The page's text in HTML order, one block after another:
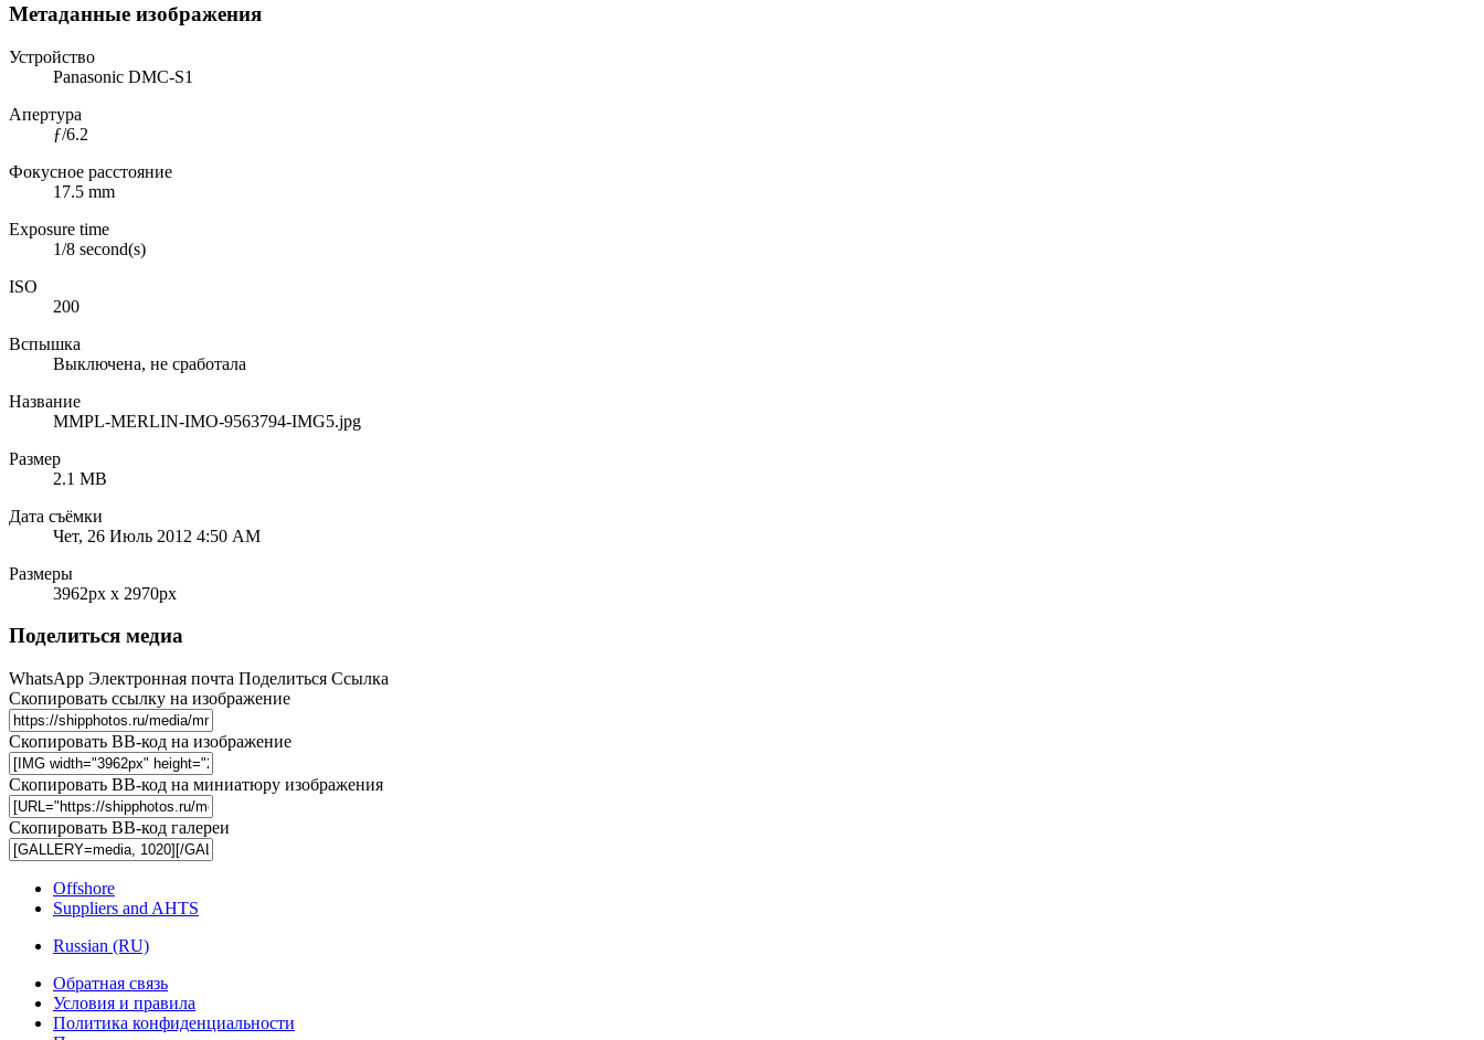
Метаданные изображения
Устройство
Panasonic DMC-S1
Апертура
ƒ/6.2
Фокусное расстояние
17.5 mm
Exposure time
1/8 second(s)
ISO
200
Вспышка
Выключена, не сработала
Название
MMPL-MERLIN-IMO-9563794-IMG5.jpg
Размер
2.1 MB
Дата съёмки
Чет, 26 Июль 2012 4:50 AM
Размеры
3962px x 2970px
Поделиться медиа
WhatsApp Электронная почта Поделиться Ссылка
Скопировать ссылку на изображение
Скопировать BB-код на изображение
Скопировать BB-код на миниатюру изображения
Скопировать BB-код галереи
Offshore
Suppliers and AHTS
Russian (RU)
Обратная связь
Условия и правила
Политика конфиденциальности